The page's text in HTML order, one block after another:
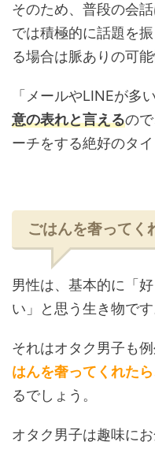
そのため、普段の会
では積極的に話題を
る場合は脈ありの可能
「メールやLINEが多
意の表れと言えるの
ーチをする絶好のタ
ごはんを奢ってく
男性は、基本的に「
い」と思う生き物です
それはオタク男子も例
はんを奢ってくれたら
るでしょう。
オタク男子は趣味に